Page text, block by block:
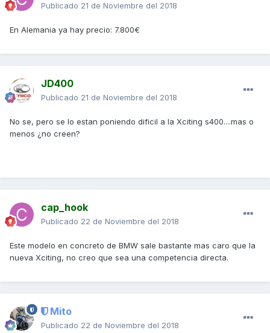
Publicado 21 de Noviembre del 2018
En Alemania ya hay precio: 7.800€
JD400
Publicado 21 de Noviembre del 2018
No se, pero se lo estan poniendo dificil a la Xciting s400....mas o
menos ¿no creen?
cap_hook
Publicado 22 de Noviembre del 2018
Este modelo en concreto de BMW sale bastante mas caro que la
nueva Xciting, no creo que sea una competencia directa.
Mito
Publicado 22 de Noviembre del 2018